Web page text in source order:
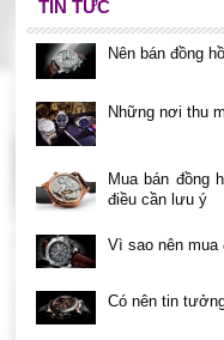
TIN TỨC
Nên bán đồng
Những nơi thu
Mua bán đồng
điều cần lưu ý
Vì sao nên mua
Có nên tin